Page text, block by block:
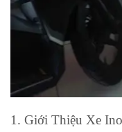
1. Giới Thiệu Xe